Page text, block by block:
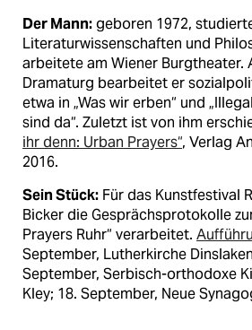
Der Mann:geboren 1972,
Literaturwissenschaften und
arbeitete am Wiener Burgtheater.
Dramaturg bearbeitet er
etwa in „Was wir erben“ und
sind da“. Zuletzt ist von ihm
ihr denn: Urban Prayers“, Verlag
2016.
Sein Stück: Für das Kunstfestival
Bicker die Gesprächsprotokolle
Prayers Ruhr“ verarbeitet.
September, Lutherkirche
September, Serbisch-orthodoxe
Kley; 18. September, Neue